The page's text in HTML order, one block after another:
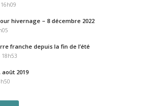
hivernage – 8 décembre 2022
franche depuis la fin de l’été
18h53
2019